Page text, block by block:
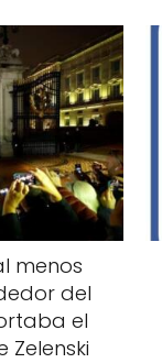
menos
del
el
Zelenski